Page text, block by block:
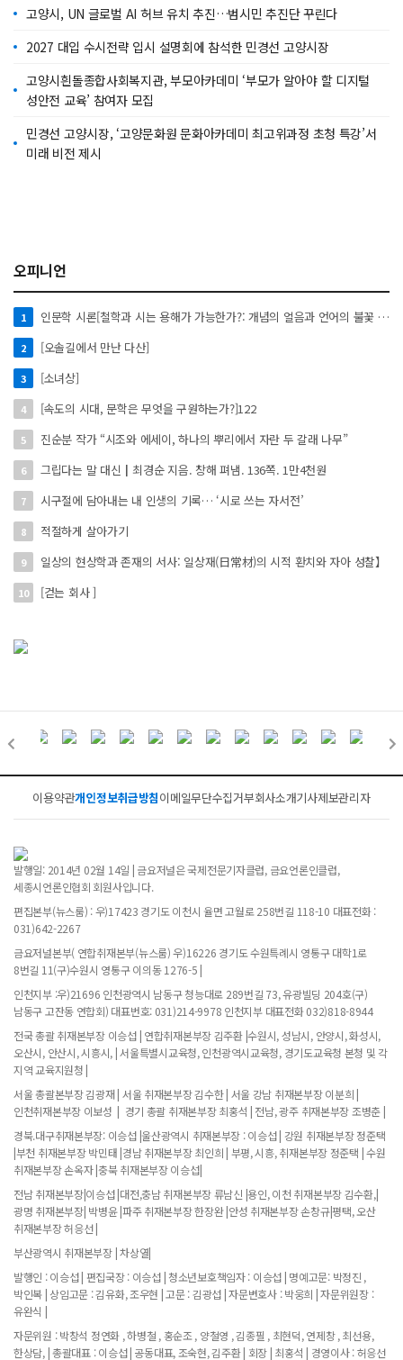
고양시, UN 글로벌 AI 허브 유치 추진…범시민 추진단 꾸린다
2027 대입 수시전략 입시 설명회에 참석한 민경선 고양시장
고양시흰돌종합사회복지관, 부모아카데미 ‘부모가 알아야 할 디지털
성안전 교육’ 참여자 모집
민경선 고양시장, ‘고양문화원 문화아카데미 최고위과정 초청 특강’서
미래 비전 제시
오피니언
1 인문학 시론[철학과 시는 용해가 가능한가?: 개념의 얼음과 언어의 불꽃 사이에서]
2 [오솔길에서 만난 다산]
3 [소녀상]
4 [속도의 시대, 문학은 무엇을 구원하는가?]122
5 진순분 작가 “시조와 에세이, 하나의 뿌리에서 자란 두 갈래 나무”
6 그립다는 말 대신┃최경순 지음. 창해 펴냄. 136쪽. 1만4천원
7 시구절에 담아내는 내 인생의 기록… ‘시로 쓰는 자서전’
8 적절하게 살아가기
9 일상의 현상학과 존재의 서사: 일상재(日常材)의 시적 환치와 자아 성찰】
10 [걷는 회사 ]
이용약관개인정보취급방침이메일무단수집거부회사소개기사제보관리자
발행일: 2014년 02월 14일 | 금요저널은 국제전문기자클럽, 금요언론인클럽,
세종시언론인협회 회원사입니다.
편집본부(뉴스룸) : 우)17423 경기도 이천시 율면 고월로 258번길 118-10 대표전화 :
031)642-2267
금요저널본부( 연합취재본부(뉴스룸) 우)16226 경기도 수원특례시 영통구 대학1로
8번길 11(구)수원시 영통구 이의동 1276-5 |
인천지부 :우)21696 인천광역시 남동구 청능대로 289번길 73, 유광빌딩 204호(구)
남동구 고잔동 연합회) 대표번호: 031)214-9978 인천지부 대표전화 032)818-8944
전국 총괄 취재본부장 이승섭 | 연합취재본부장 김주환 |수원시, 성남시, 안양시, 화성시,
오산시, 안산시, 시흥시, | 서울특별시교육청, 인천광역시교육청, 경기도교육청 본청 및 각
지역 교육지원청 |
서울 총괄본부장 김광재 | 서울 취재본부장 김수한 | 서울 강남 취재본부장 이분희 |
인천취재본부장 이보성 | 경기 총괄 취재본부장 최홍석 | 전남, 광주 취재본부장 조병춘 |
경북.대구취재본부장: 이승섭 |울산광역시 취재본부장 : 이승섭 | 강원 취재본부장 정준택
|부천 취재본부장 박민태 |경남 취재본부장 최인희 | 부평, 시흥, 취재본부장 정준택 | 수원
취재본부장 손옥자 |충북 취재본부장 이승섭|
전남 취재본부장|이승섭 |대전,충남 취재본부장 류남신 |용인, 이천 취재본부장 김수환,|
광명 취재본부장| 박병윤 |파주 취재본부장 한장완 |안성 취재본부장 손창규|평택, 오산
취재본부장 허응선 |
부산광역시 취재본부장 | 차상열|
발행인 : 이승섭 | 편집국장 : 이승섭 | 청소년보호책임자 : 이승섭 | 명예고문: 박정진 ,
박인복 | 상임고문 : 김유화, 조우현 | 고문 : 김광섭 | 자문변호사 : 박웅희 | 자문위원장 :
유완식 |
자문위원 : 박창석 정연화 , 하병철 , 홍순조 , 양철영 , 김종필 , 최현덕, 연제창 , 최선용,
한상담, | 총괄대표 : 이승섭 | 공동대표, 조숙현, 김주환 | 회장 | 최홍석 | 경영이사 : 허응선